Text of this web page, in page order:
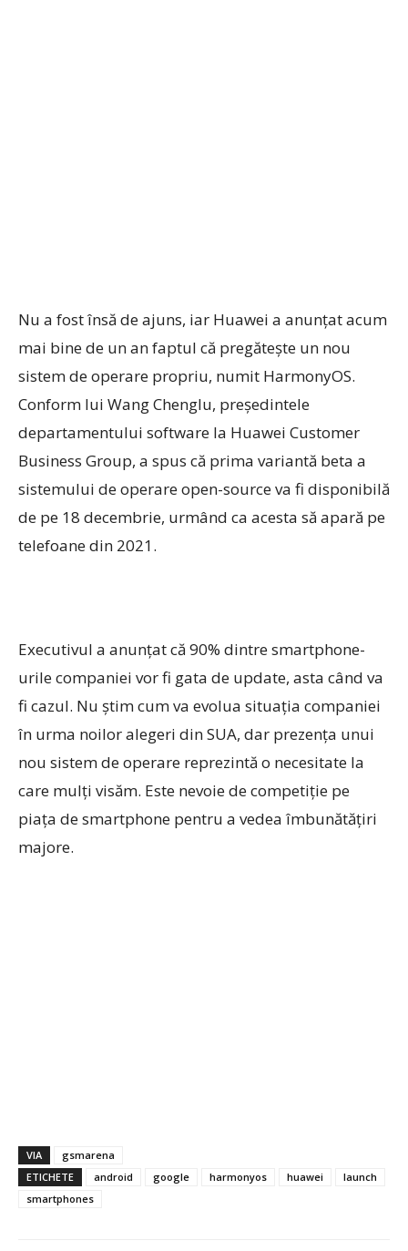
Nu a fost însă de ajuns, iar Huawei a anunțat acum
mai bine de un an faptul că pregătește un nou
sistem de operare propriu, numit HarmonyOS.
Conform lui Wang Chenglu, președintele
departamentului software la Huawei Customer
Business Group, a spus că prima variantă beta a
sistemului de operare open-source va fi disponibilă
de pe 18 decembrie, urmând ca acesta să apară pe
telefoane din 2021.
Executivul a anunțat că 90% dintre smartphone-
urile companiei vor fi gata de update, asta când va
fi cazul. Nu știm cum va evolua situația companiei
în urma noilor alegeri din SUA, dar prezența unui
nou sistem de operare reprezintă o necesitate la
care mulți visăm. Este nevoie de competiție pe
piața de smartphone pentru a vedea îmbunătățiri
majore.
VIA
gsmarena
ETICHETE
android google harmonyos huawei
launch
smartphones